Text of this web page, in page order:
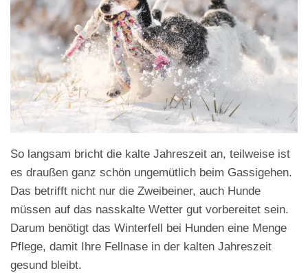
So langsam bricht die kalte Jahreszeit an, teilweise ist
es draußen ganz schön ungemütlich beim Gassigehen.
Das betrifft nicht nur die Zweibeiner, auch Hunde
müssen auf das nasskalte Wetter gut vorbereitet sein.
Darum benötigt das Winterfell bei Hunden eine Menge
Pflege, damit Ihre Fellnase in der kalten Jahreszeit
gesund bleibt.